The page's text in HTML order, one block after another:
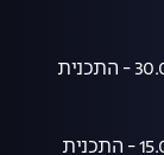
שיחת היום 30.08.23 - התכנית
שיחת היום 15.07.26 - התכנית